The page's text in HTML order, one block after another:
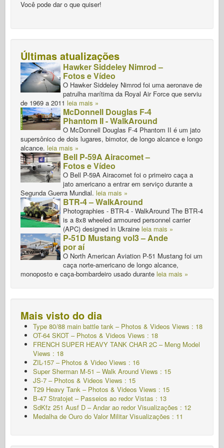
Você pode dar o que quiser!
Últimas atualizações
Hawker Siddeley Nimrod –
Fotos e Vídeo
O Hawker Siddeley Nimrod foi uma aeronave de
patrulha marítima da Royal Air Force que serviu
de 1969 a 2011 leia mais »
McDonnell Douglas F-4
Phantom II - WalkAround
O McDonnell Douglas F-4 Phantom II é um jato
supersônico de dois lugares, bimotor, de longo alcance e longo
alcance. leia mais »
Bell P-59A Airacomet –
Fotos e Vídeo
O Bell P-59A Airacomet foi o primeiro caça a
jato americano a entrar em serviço durante a
Segunda Guerra Mundial. leia mais »
BTR-4 – WalkAround
Photographies - BTR-4 - WalkAround The BTR-4
is a 8x8 wheeled armoured personnel carrier
(APC) designed in Ukraine leia mais »
P-51D Mustang vol3 – Ande
por aí
O North American Aviation P-51 Mustang foi um
caça norte-americano de longo alcance,
monoposto e caça-bombardeiro usado durante leia mais »
Mais visto do dia
Type 80/88 main battle tank – Photos & Videos Views : 18
OT-64 SKOT – Photos & Videos Views : 18
FRENCH SUPER HEAVY TANK CHAR 2C – Meng Model
Views : 18
ZIL-157 – Photos & Video Views : 16
Super Sherman M-51 – Walk Around Views : 15
JS-7 – Photos & Videos Views : 15
T29 Heavy Tank – Photos & Videos Views : 15
B-47 Stratojet – Passeios ao redor Vistas : 13
SdKfz 251 Ausf D – Andar ao redor Visualizações : 12
Medalha de Ouro do Valor MilitarVisualizações : 11